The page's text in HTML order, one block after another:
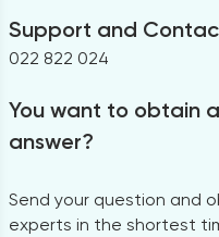
Support and
022 822 024
You want to obtain
answer?
Send your question and
experts in the shortest